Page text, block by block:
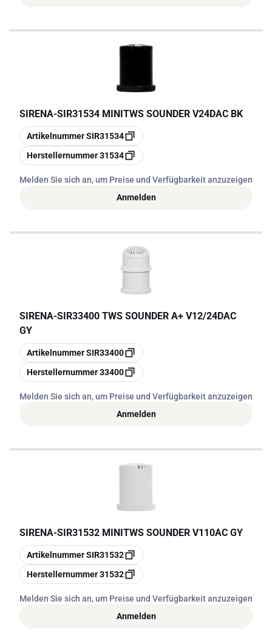
SIRENA-SIR31534 MINITWS SOUNDER V24DAC BK
Kopieren
ArtikelnummerSIR31534
Kopieren
Herstellernummer31534
Melden Sie sich an, um Preise und Verfügbarkeit anzuzeigen
Anmelden
SIRENA-SIR33400 TWS SOUNDER A+ V12/24DAC
GY
Kopieren
ArtikelnummerSIR33400
Kopieren
Herstellernummer33400
Melden Sie sich an, um Preise und Verfügbarkeit anzuzeigen
Anmelden
SIRENA-SIR31532 MINITWS SOUNDER V110AC GY
Kopieren
ArtikelnummerSIR31532
Kopieren
Herstellernummer31532
Melden Sie sich an, um Preise und Verfügbarkeit anzuzeigen
Anmelden